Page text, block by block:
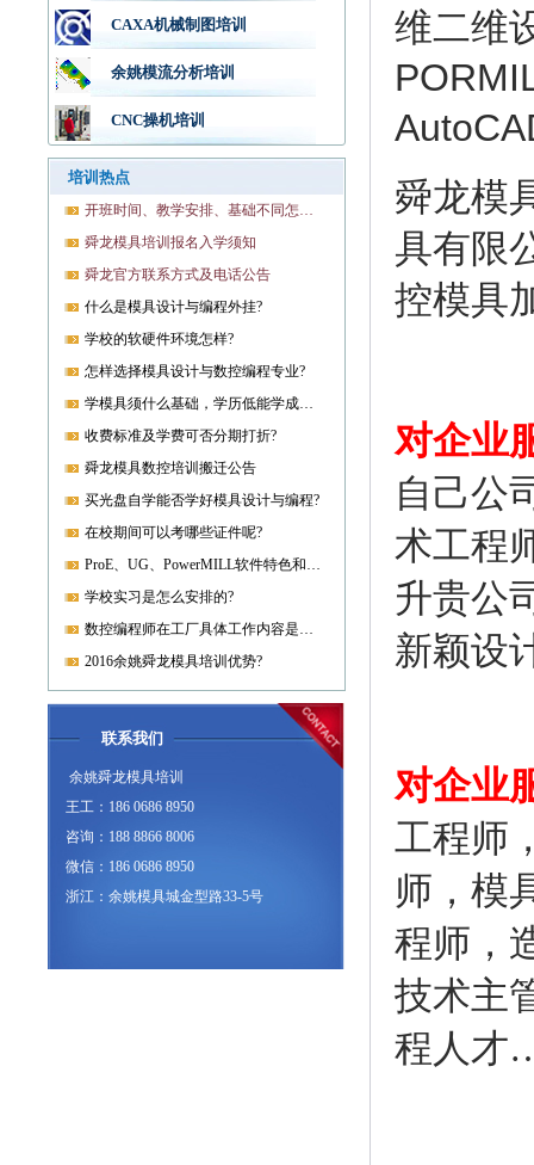
CAXA机械制图培训
余姚模流分析培训
CNC操机培训
培训热点
开班时间、教学安排、基础不同怎样开课?
舜龙模具培训报名入学须知
舜龙官方联系方式及电话公告
什么是模具设计与编程外挂?
学校的软硬件环境怎样?
怎样选择模具设计与数控编程专业?
学模具须什么基础，学历低能学成就业吗?
收费标准及学费可否分期打折?
舜龙模具数控培训搬迁公告
买光盘自学能否学好模具设计与编程?
在校期间可以考哪些证件呢?
ProE、UG、PowerMILL软件特色和优势?
学校实习是怎么安排的?
数控编程师在工厂具体工作内容是什么?
2016余姚舜龙模具培训优势?
联系我们
余姚舜龙模具培训
王工：186 0686 8950
咨询：188 8866 8006
微信：186 0686 8950
浙江：余姚模具城金型路33-5号
维二维
舜龙模
具有限
控模具
对企业
自己公
术工程
升贵公
新颖设
对企业
工程师
师，模
程师，
技术主
程人